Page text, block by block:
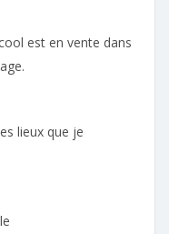
est en vente dans
lieux que je